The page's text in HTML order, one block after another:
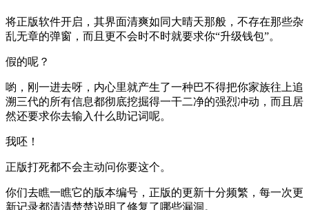
将正版软件开启，其界面清爽如同大晴天那般，不存在那些杂
乱无章的弹窗，而且更不会时不时就要求你“升级钱包”。
假的呢？
喲，刚一进去呀，内心里就产生了一种巴不得把你家族往上追
溯三代的所有信息都彻底挖掘得一干二净的强烈冲动，而且居
然还要求你去输入什么助记词呢。
我呸！
正版打死都不会主动问你要这个。
你们去瞧一瞧它的版本编号，正版的更新十分频繁，每一次更
新记录都清清楚楚说明了修复了哪些漏洞。